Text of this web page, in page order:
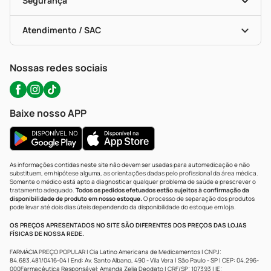
Troca E Devolução
Bulas De A A Z
Políticas De Marketplace
Testes Rápidos
Autoteste Covid-19
Certificado De Segurança
Portal Da Privacidade
Atendimento / SAC
WhatsApp (47) 9202-1687
Nossas redes sociais
Baixe nosso APP
As informações contidas neste site não devem ser usadas para automedicação e não
substituem, em hipótese alguma, as orientações dadas pelo profissional da área médica.
Somente o médico está apto a diagnosticar qualquer problema de saúde e prescrever o
tratamento adequado. Todos os pedidos efetuados estão sujeitos à confirmação da
disponibilidade de produto em nosso estoque.O processo de separação dos produtos
pode levar até dois dias úteis dependendo da disponibilidade do estoque em loja.
OS PREÇOS APRESENTADOS NO SITE SÃO DIFERENTES DOS PREÇOS DAS LOJAS
FÍSICAS DE NOSSA REDE.
FARMÁCIA PREÇO POPULAR | Cia Latino Americana de Medicamentos | CNPJ:
84.683.481/0416-04 | End: Av. Santo Albano, 490 - Vila Vera | São Paulo - SP | CEP: 04.296-
000Farmacêutica Responsável: Amanda Zelia Deodato | CRF/SP: 107393 | IE: